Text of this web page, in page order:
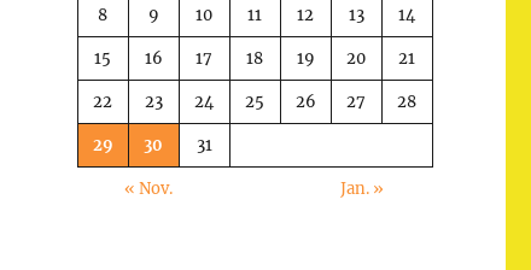
8 9 10 11 12 13 14
15 16 17 18 19 20 21
22 23 24 25 26 27 28
29 30 31
« Nov. Jan. »